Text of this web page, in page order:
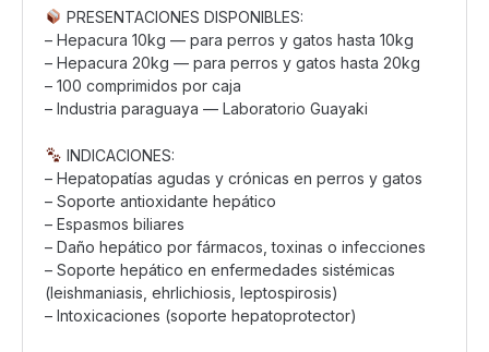
PRESENTACIONES DISPONIBLES:
– Hepacura 10kg — para perros y gatos hasta 10kg
– Hepacura 20kg — para perros y gatos hasta 20kg
– 100 comprimidos por caja
– Industria paraguaya — Laboratorio Guayaki
INDICACIONES:
– Hepatopatías agudas y crónicas en perros y gatos
– Soporte antioxidante hepático
– Espasmos biliares
– Daño hepático por fármacos, toxinas o infecciones
– Soporte hepático en enfermedades sistémicas
(leishmaniasis, ehrlichiosis, leptospirosis)
– Intoxicaciones (soporte hepatoprotector)